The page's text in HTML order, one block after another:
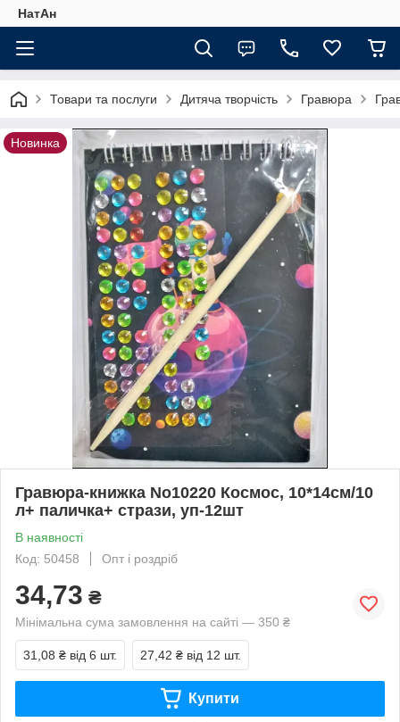
НатАн
Товари та послуги Дитяча творчість Гравюра
Новинка
Гравюра-книжка No10220 Космос, 10*14см/10
л+ паличка+ стрази, уп-12шт
В наявності
Код: 50458
Опт і роздріб
34,73 ₴
Мінімальна сума замовлення на сайті — 350 ₴
31,08 ₴ від 6 шт. 27,42 ₴ від 12 шт.
Купити